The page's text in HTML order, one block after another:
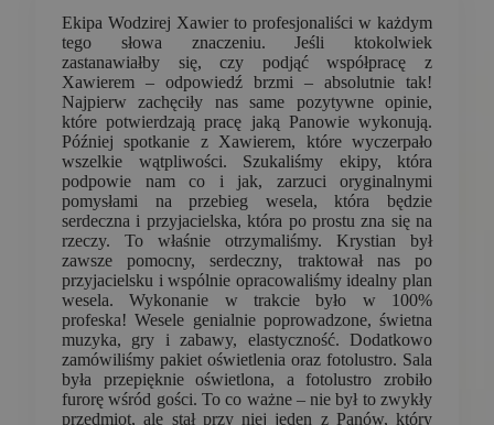
Ekipa Wodzirej Xawier to profesjonaliści w każdym
tego słowa znaczeniu. Jeśli ktokolwiek
zastanawiałby się, czy podjąć współpracę z
Xawierem – odpowiedź brzmi – absolutnie tak!
Najpierw zachęciły nas same pozytywne opinie,
które potwierdzają pracę jaką Panowie wykonują.
Później spotkanie z Xawierem, które wyczerpało
wszelkie wątpliwości. Szukaliśmy ekipy, która
podpowie nam co i jak, zarzuci oryginalnymi
pomysłami na przebieg wesela, która będzie
serdeczna i przyjacielska, która po prostu zna się na
rzeczy. To właśnie otrzymaliśmy. Krystian był
zawsze pomocny, serdeczny, traktował nas po
przyjacielsku i wspólnie opracowaliśmy idealny plan
wesela. Wykonanie w trakcie było w 100%
profeska! Wesele genialnie poprowadzone, świetna
muzyka, gry i zabawy, elastyczność. Dodatkowo
zamówiliśmy pakiet oświetlenia oraz fotolustro. Sala
była przepięknie oświetlona, a fotolustro zrobiło
furorę wśród gości. To co ważne – nie był to zwykły
przedmiot, ale stał przy niej jeden z Panów, który